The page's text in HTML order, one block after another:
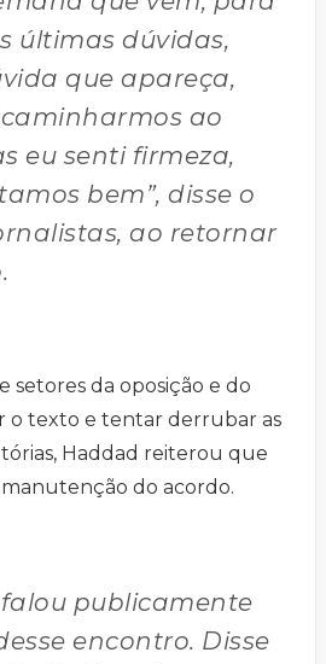
últimas dúvidas,
que apareça,
ao
eu senti firmeza,
bem”, disse o
ao retornar
setores da oposição e do
o texto e tentar derrubar as
Haddad reiterou que
do acordo.
falou publicamente
encontro. Disse